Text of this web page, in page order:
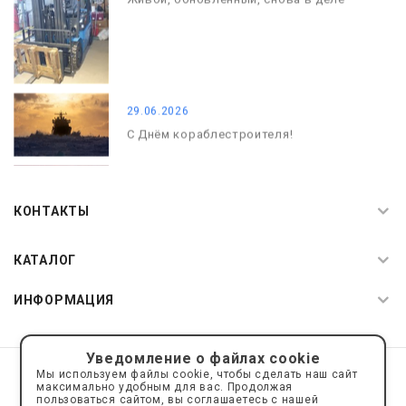
29.06.2026
С Днём кораблестроителя!
КОНТАКТЫ
КАТАЛОГ
ИНФОРМАЦИЯ
© 2019—2026 Интернет пространство АкваРос
sale@a-ros.ru
Политика конфиденциальности
Политика обработки персональных данных
Уведомление о файлах cookie
Мы используем файлы cookie, чтобы сделать наш сайт
максимально удобным для вас. Продолжая
пользоваться сайтом, вы соглашаетесь с нашей